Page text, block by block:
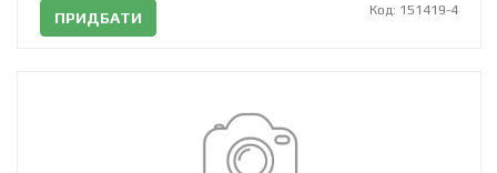
ПРИДБАТИ Код: 151419-4